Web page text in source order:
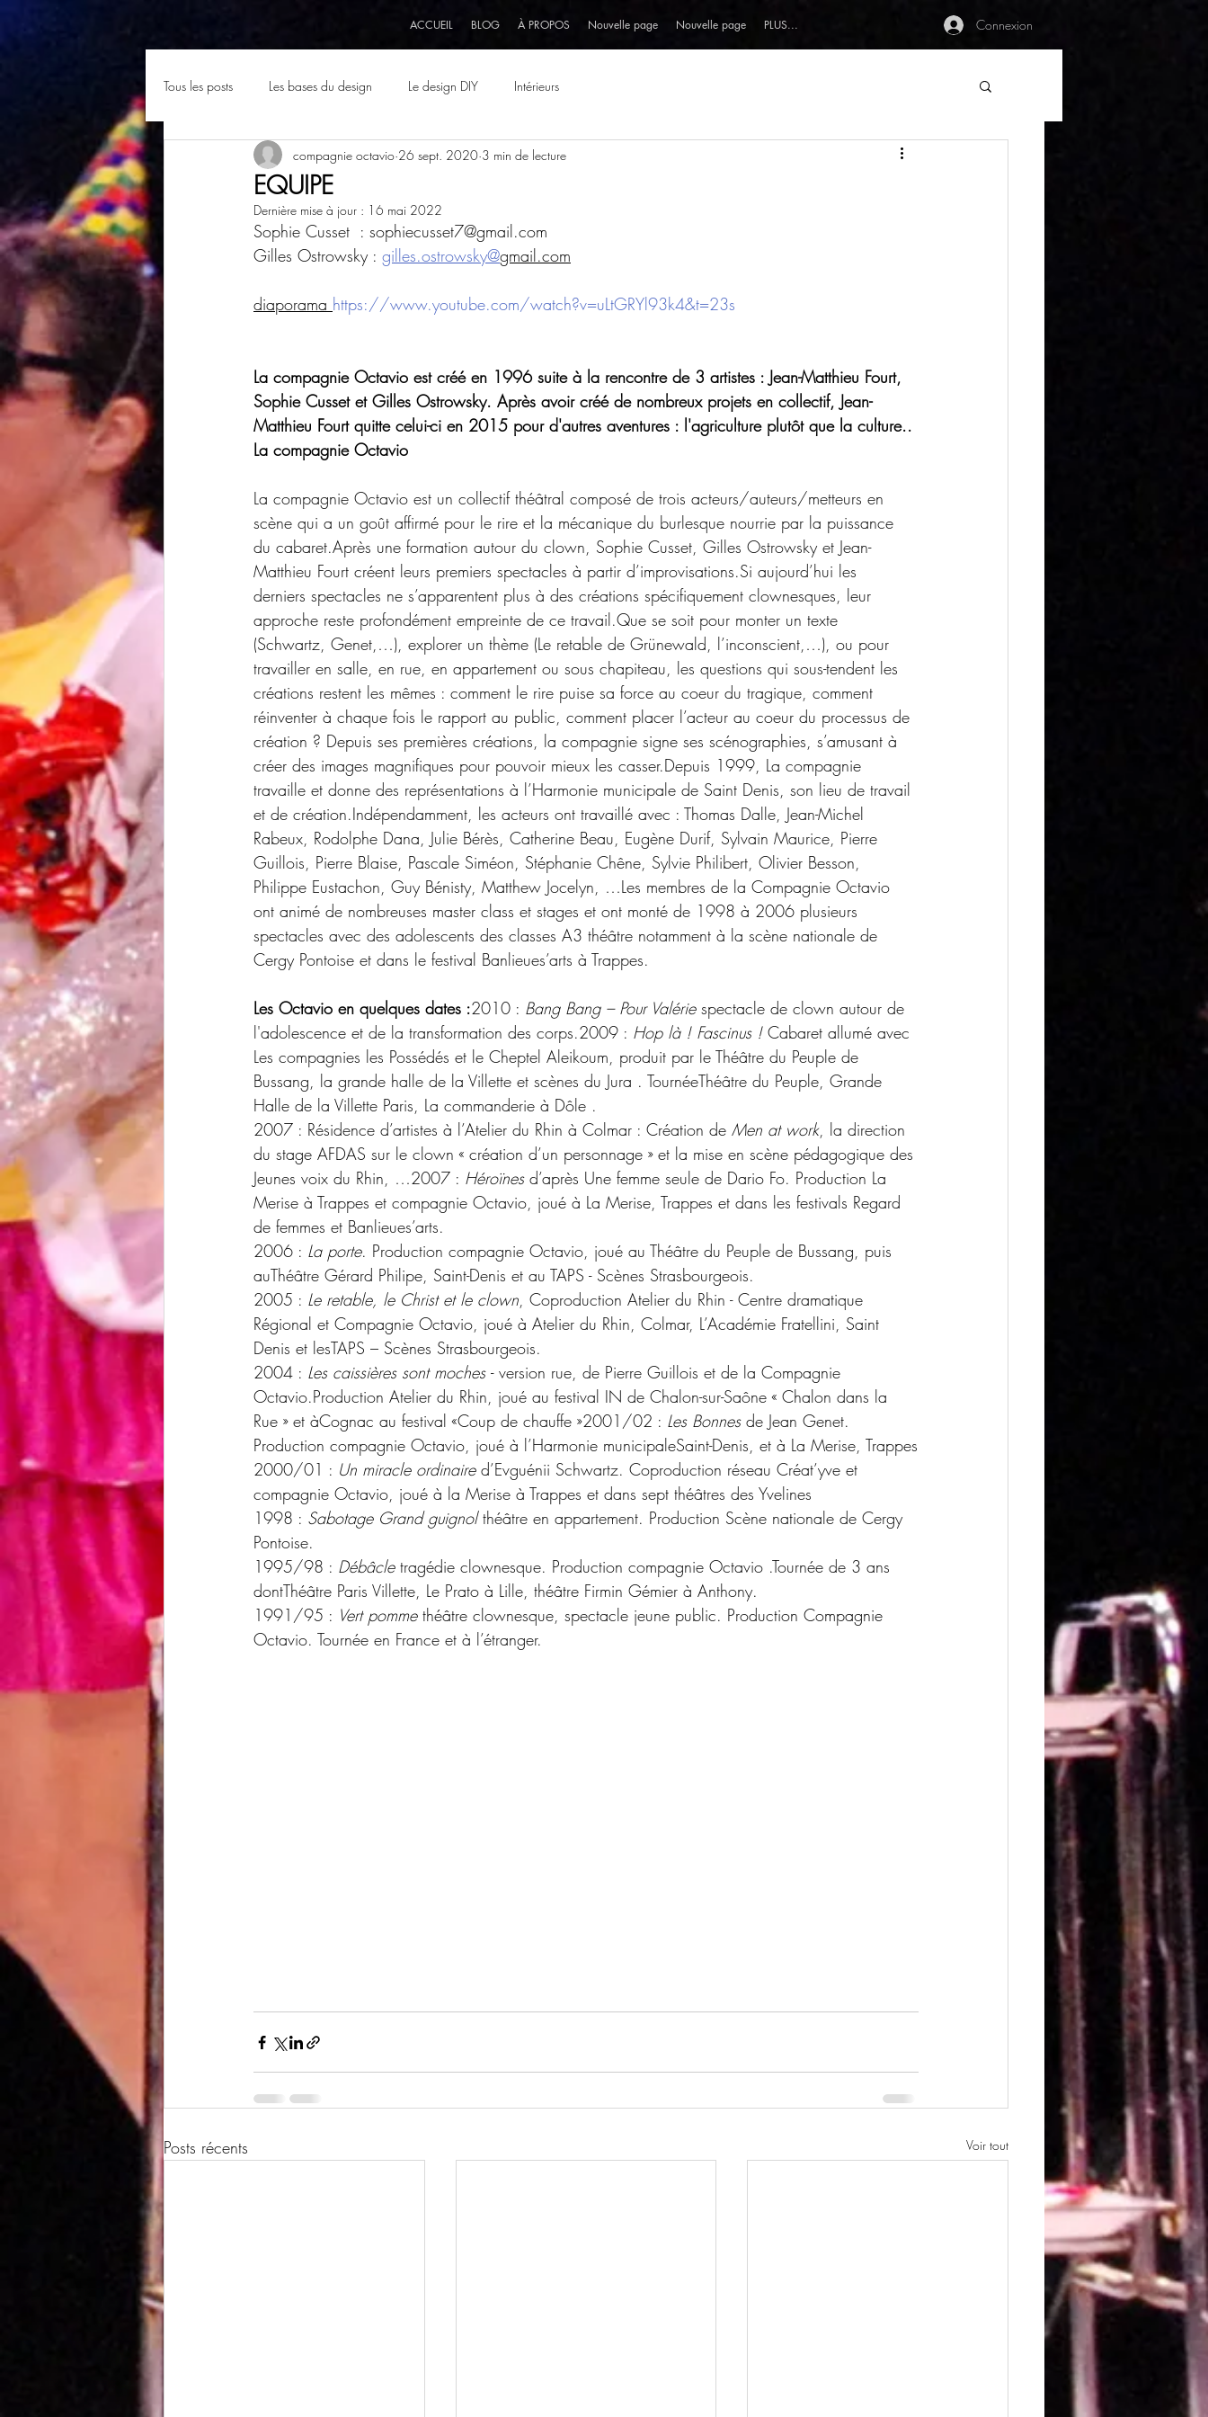
ACCUEIL BLOG À PROPOS Nouvelle page Nouvelle page PLUS... Connexion
Tous les posts Les bases du design Le design DIY Intérieurs
EQUIPE
compagnie octavio 26 sept. 2020 3 min de lecture
Dernière mise à jour : 16 mai 2022
Sophie Cusset  : sophiecusset7@gmail.com
Gilles Ostrowsky : gilles.ostrowsky@gmail.com
diaporama https://www.youtube.com/watch?v=uLtGRYl93k4&t=23s
La compagnie Octavio est créé en 1996 suite à la rencontre de 3 artistes : Jean-Matthieu Fourt,
Sophie Cusset et Gilles Ostrowsky. Après avoir créé de nombreux projets en collectif, Jean-
Matthieu Fourt quitte celui-ci en 2015 pour d'autres aventures : l'agriculture plutôt que la culture..
La compagnie Octavio
La compagnie Octavio est un collectif théâtral composé de trois acteurs/auteurs/metteurs en
scène qui a un goût affirmé pour le rire et la mécanique du burlesque nourrie par la puissance
du cabaret.Après une formation autour du clown, Sophie Cusset, Gilles Ostrowsky et Jean-
Matthieu Fourt créent leurs premiers spectacles à partir d’improvisations.Si aujourd’hui les
derniers spectacles ne s’apparentent plus à des créations spécifiquement clownesques, leur
approche reste profondément empreinte de ce travail.Que se soit pour monter un texte
(Schwartz, Genet,…), explorer un thème (Le retable de Grünewald, l’inconscient,…), ou pour
travailler en salle, en rue, en appartement ou sous chapiteau, les questions qui sous-tendent les
créations restent les mêmes : comment le rire puise sa force au coeur du tragique, comment
réinventer à chaque fois le rapport au public, comment placer l’acteur au coeur du processus de
création ? Depuis ses premières créations, la compagnie signe ses scénographies, s’amusant à
créer des images magnifiques pour pouvoir mieux les casser.Depuis 1999, La compagnie
travaille et donne des représentations à l’Harmonie municipale de Saint Denis, son lieu de travail
et de création.Indépendamment, les acteurs ont travaillé avec : Thomas Dalle, Jean-Michel
Rabeux, Rodolphe Dana, Julie Bérès, Catherine Beau, Eugène Durif, Sylvain Maurice, Pierre
Guillois, Pierre Blaise, Pascale Siméon, Stéphanie Chêne, Sylvie Philibert, Olivier Besson,
Philippe Eustachon, Guy Bénisty, Matthew Jocelyn, …Les membres de la Compagnie Octavio
ont animé de nombreuses master class et stages et ont monté de 1998 à 2006 plusieurs
spectacles avec des adolescents des classes A3 théâtre notamment à la scène nationale de
Cergy Pontoise et dans le festival Banlieues’arts à Trappes.
Les Octavio en quelques dates :2010 : Bang Bang – Pour Valérie spectacle de clown autour de
l'adolescence et de la transformation des corps.2009 : Hop là ! Fascinus ! Cabaret allumé avec
Les compagnies les Possédés et le Cheptel Aleikoum, produit par le Théâtre du Peuple de
Bussang, la grande halle de la Villette et scènes du Jura . TournéeThéâtre du Peuple, Grande
Halle de la Villette Paris, La commanderie à Dôle .
2007 : Résidence d’artistes à l’Atelier du Rhin à Colmar : Création de Men at work, la direction
du stage AFDAS sur le clown « création d’un personnage » et la mise en scène pédagogique des
Jeunes voix du Rhin, …2007 : Héroïnes d’après Une femme seule de Dario Fo. Production La
Merise à Trappes et compagnie Octavio, joué à La Merise, Trappes et dans les festivals Regard
de femmes et Banlieues’arts.
2006 : La porte. Production compagnie Octavio, joué au Théâtre du Peuple de Bussang, puis
auThéâtre Gérard Philipe, Saint-Denis et au TAPS - Scènes Strasbourgeois.
2005 : Le retable, le Christ et le clown, Coproduction Atelier du Rhin - Centre dramatique
Régional et Compagnie Octavio, joué à Atelier du Rhin, Colmar, L’Académie Fratellini, Saint
Denis et lesTAPS – Scènes Strasbourgeois.
2004 : Les caissières sont moches - version rue, de Pierre Guillois et de la Compagnie
Octavio.Production Atelier du Rhin, joué au festival IN de Chalon-sur-Saône « Chalon dans la
Rue » et àCognac au festival «Coup de chauffe »2001/02 : Les Bonnes de Jean Genet.
Production compagnie Octavio, joué à l’Harmonie municipaleSaint-Denis, et à La Merise, Trappes
2000/01 : Un miracle ordinaire d’Evguénii Schwartz. Coproduction réseau Créat’yve et
compagnie Octavio, joué à la Merise à Trappes et dans sept théâtres des Yvelines
1998 : Sabotage Grand guignol théâtre en appartement. Production Scène nationale de Cergy
Pontoise.
1995/98 : Débâcle tragédie clownesque. Production compagnie Octavio .Tournée de 3 ans
dontThéâtre Paris Villette, Le Prato à Lille, théâtre Firmin Gémier à Anthony.
1991/95 : Vert pomme théâtre clownesque, spectacle jeune public. Production Compagnie
Octavio. Tournée en France et à l’étranger.
Posts récents Voir tout